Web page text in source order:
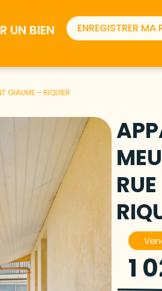
UN BIEN ENREGISTRER MA
GIAUME – RIQUIER
1